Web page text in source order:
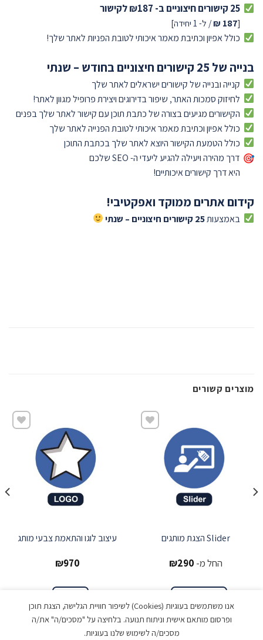
25 קישורים חיצוניים ב- ₪187 לקישור
[
187 ₪ / ל- 1 יחידה]
כולל אפיון וכתיבת מאמר איכותי לטובת הפניות לאתר שלך!
בנייה של 25 קישורים חיצוניים בחודש – שנתי
קנייה ובנייה של קישורים ישראלים לאתר שלך
לחיזוק סמכות האתר, שיפור בדירוגיםויצירת פרופיל מגוון לאתר!
הקישורים מגיעים בצורה של כתבת תוכן עם קישור לאתר שלך בפנים
כולל אפיון וכתיבת מאמר איכותי לטובת הפנייה לאתר שלך
כולל הטמעת הקישור היוצא לאתר שלך בכתבת התוכן
דרך מהירה ויעילה להגיע ליעדי ה- SEO שלכם
היא דרך קישורים איכותיים!
קידום אתרים ממוקד ואפקטיבי!
באמצעות25 קישורים חיצוניים – שנתי
מוצרים קשורים
Slider הצגת מותגים
החל מ- ₪290
עיצוב לוגו והתאמת צבעי מותג
₪970
אנו משתמשים בעוגיות (Cookies) לשיפור חוויית הגלישה, הצגת תוכן
ופרסום מותאם אישית וניתוח תנועה. בלחיצה על "מסכים/ה" את/ה
מסכים/ה לשימוש שלנו בעוגיות.